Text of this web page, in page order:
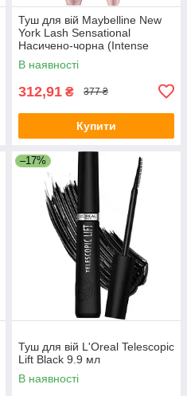
Туш для вій Maybelline New
York Lash Sensational
Насичено-чорна (Intense
Black) 9.5 мл
В наявності
312,91 ₴ 377 ₴
Купити
–17%
Туш для вій L'Oreal Telescopic
Lift Black 9.9 мл
В наявності